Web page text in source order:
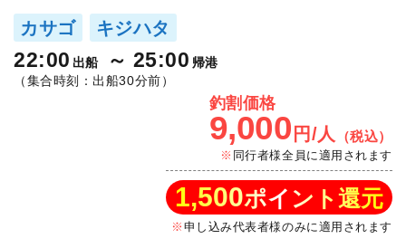
カサゴ キジハタ
22:00 出船 25:00 帰港
（集合時刻：出船30分前）
釣割価格
9,000 円/人 （税込）
同行者様全員に適用されます
1,500ポイント還元
申し込み代表者様のみに適用されます